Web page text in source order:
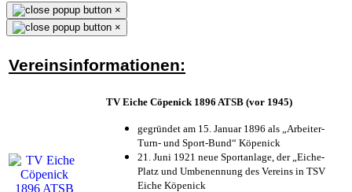
×
×
Vereinsinformationen:
TV Eiche Cöpenick 1896 ATSB (vor 1945)
gegründet am 15. Januar 1896 als „Arbeiter-
Turn- und Sport-Bund“ Köpenick
21. Juni 1921 neue Sportanlage, der „Eiche-
Platz und Umbenennung des Vereins in TSV
Eiche Köpenick